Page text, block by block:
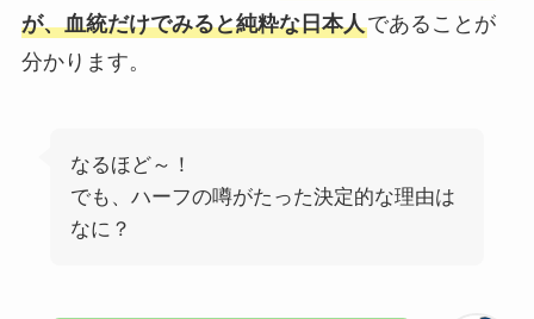
が、血統だけでみると純粋な日本人であることが
分かります。
なるほど～！
でも、ハーフの噂がたった決定的な理由は
なに？